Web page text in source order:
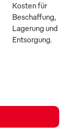
Kosten für
Beschaffung,
Lagerung und
Entsorgung.